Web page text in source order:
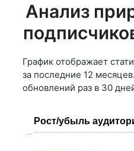
Анализ
График отображает
за последние 12
обновлений раз в 30
Рост/убыль
…